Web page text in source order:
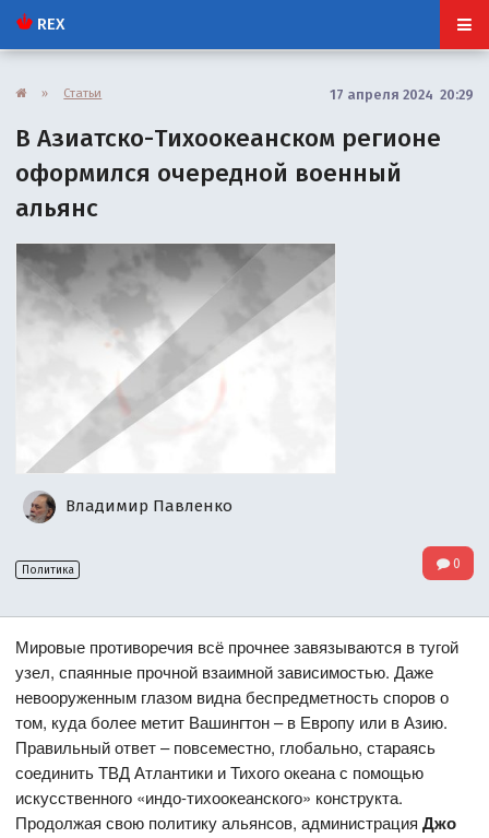
REX
» Статьи 17 апреля 2024 20:29
В Азиатско-Тихоокеанском регионе
оформился очередной военный
альянс
Владимир Павленко
Политика 0
Мировые противоречия всё прочнее завязываются в тугой
узел, спаянные прочной взаимной зависимостью. Даже
невооруженным глазом видна беспредметность споров о
том, куда более метит Вашингтон – в Европу или в Азию.
Правильный ответ – повсеместно, глобально, стараясь
соединить ТВД Атлантики и Тихого океана с помощью
искусственного «индо-тихоокеанского» конструкта.
Продолжая свою политику альянсов, администрацияДжо